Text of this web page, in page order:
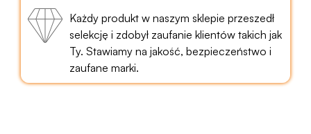
Każdy produkt w naszym sklepie przeszedł
selekcję i zdobył zaufanie klientów takich jak
Ty. Stawiamy na jakość, bezpieczeństwo i
zaufane marki.